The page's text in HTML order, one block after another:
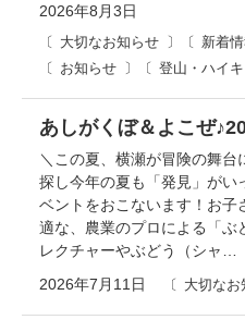
2026年8月3日
大切なお知らせ
新着
お知らせ
登山・ハイ
2026年7月11日 大切なお
あしがくぼ＆よこぜ
＼この夏、横瀬が冒険の舞台
探し今年の夏も「発見」がい
ベントをおこないます！お子
適な、農業のプロによる「ぶ
レクチャーやぶどう（シャ…